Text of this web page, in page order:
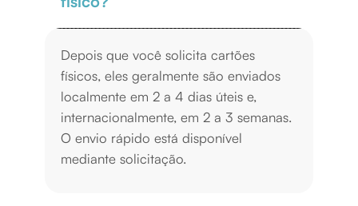
Depois que você solicita cartões
físicos, eles geralmente são enviados
localmente em 2 a 4 dias úteis e,
internacionalmente, em 2 a 3 semanas.
O envio rápido está disponível
mediante solicitação.